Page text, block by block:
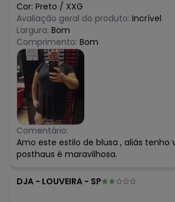
Cor: Preto / XXG
Avaliação geral do produto: Incrível
Largura: Bom
Comprimento: Bom
Comentário:
Amo este estilo de blusa , aliás tenho
posthaus é maravilhosa.
DJA - LOUVEIRA - SP